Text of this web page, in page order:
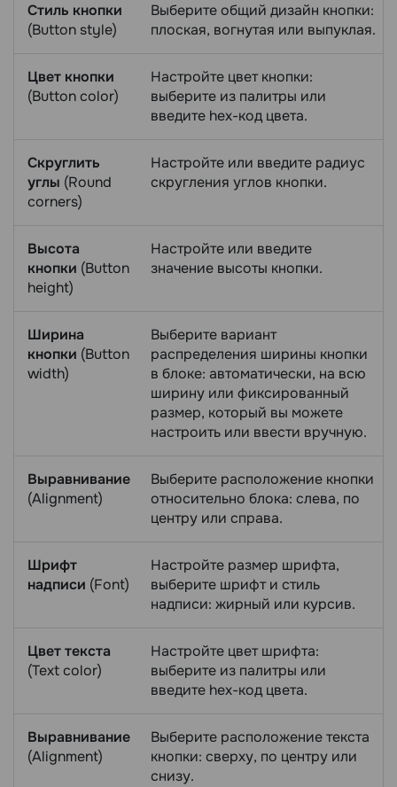
Стиль кнопки
(Button style)
Выберите общий дизайн кнопки:
плоская, вогнутая или выпуклая.
Цвет кнопки
(Button color)
Настройте цвет кнопки:
выберите из палитры или
введите hex-код цвета.
Скруглить
углы (Round
corners)
Настройте или введите радиус
скругления углов кнопки.
Высота
кнопки (Button
height)
Настройте или введите
значение высоты кнопки.
Ширина
кнопки (Button
width)
Выберите вариант
распределения ширины кнопки
в блоке: автоматически, на всю
ширину или фиксированный
размер, который вы можете
настроить или ввести вручную.
Выравнивание
(Alignment)
Выберите расположение кнопки
относительно блока: слева, по
центру или справа.
Шрифт
надписи (Font)
Настройте размер шрифта,
выберите шрифт и стиль
надписи: жирный или курсив.
Цвет текста
(Text color)
Настройте цвет шрифта:
выберите из палитры или
введите hex-код цвета.
Выравнивание
(Alignment)
Выберите расположение текста
кнопки: сверху, по центру или
снизу.